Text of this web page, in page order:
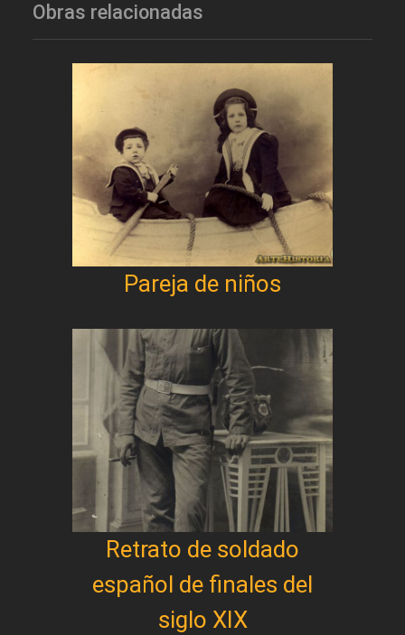
Obras relacionadas
Pareja de niños
Retrato de soldado
español de finales del
siglo XIX